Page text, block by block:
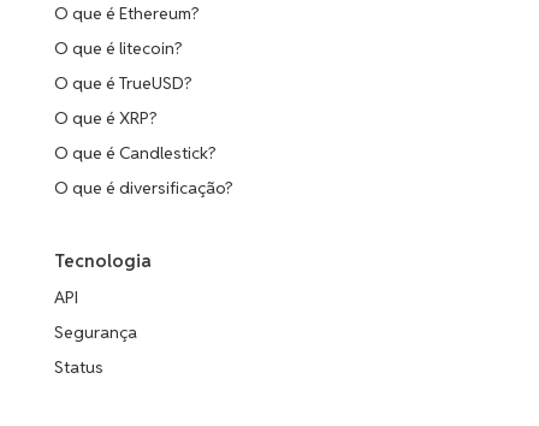
O que é Ethereum?
O que é litecoin?
O que é TrueUSD?
O que é XRP?
O que é Candlestick?
O que é diversificação?
Tecnologia
API
Segurança
Status